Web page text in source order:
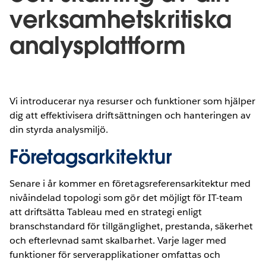
verksamhetskritiska
analysplattform
Vi introducerar nya resurser och funktioner som hjälper
dig att effektivisera driftsättningen och hanteringen av
din styrda analysmiljö.
Företagsarkitektur
Senare i år kommer en företagsreferensarkitektur med
nivåindelad topologi som gör det möjligt för IT-team
att driftsätta Tableau med en strategi enligt
branschstandard för tillgänglighet, prestanda, säkerhet
och efterlevnad samt skalbarhet. Varje lager med
funktioner för serverapplikationer omfattas och